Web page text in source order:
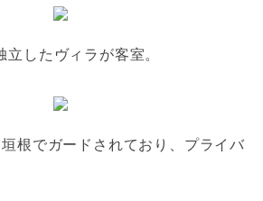
したヴィラが客室。
根でガードされており、プライバ